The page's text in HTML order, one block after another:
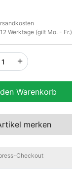
Werktage (gilt Mo. - Fr.)
+
Warenkorb
merken
Checkout